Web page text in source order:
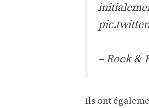
– Rock &
Ils ont